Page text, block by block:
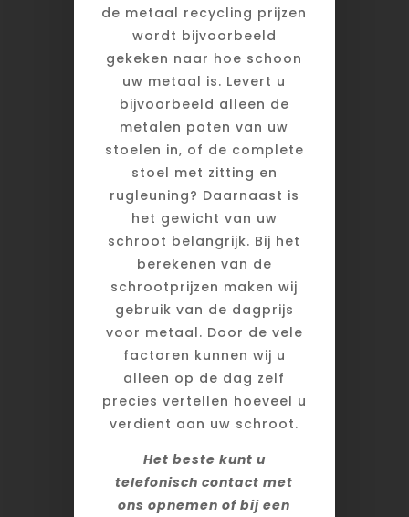
de metaal recycling prijzen
wordt bijvoorbeeld
gekeken naar hoe schoon
uw metaal is. Levert u
bijvoorbeeld alleen de
metalen poten van uw
stoelen in, of de complete
stoel met zitting en
rugleuning? Daarnaast is
het gewicht van uw
schroot belangrijk. Bij het
berekenen van de
schrootprijzen maken wij
gebruik van de dagprijs
voor metaal. Door de vele
factoren kunnen wij u
alleen op de dag zelf
precies vertellen hoeveel u
verdient aan uw schroot.
Het beste kunt u
telefonisch contact met
ons opnemen of bij een